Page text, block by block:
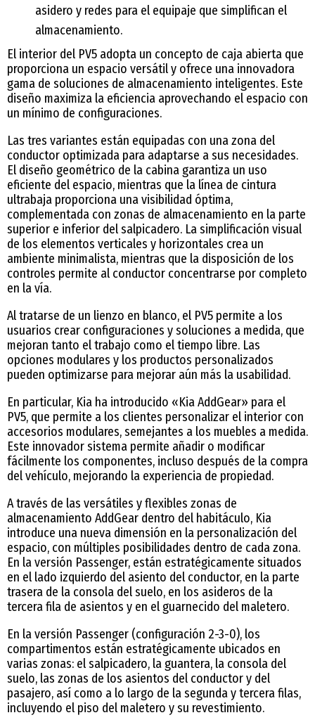
asidero y redes para el equipaje que simplifican el
almacenamiento.
El interior del PV5 adopta un concepto de caja abierta que
proporciona un espacio versátil y ofrece una innovadora
gama de soluciones de almacenamiento inteligentes. Este
diseño maximiza la eficiencia aprovechando el espacio con
un mínimo de configuraciones.
Las tres variantes están equipadas con una zona del
conductor optimizada para adaptarse a sus necesidades.
El diseño geométrico de la cabina garantiza un uso
eficiente del espacio, mientras que la línea de cintura
ultrabaja proporciona una visibilidad óptima,
complementada con zonas de almacenamiento en la parte
superior e inferior del salpicadero. La simplificación visual
de los elementos verticales y horizontales crea un
ambiente minimalista, mientras que la disposición de los
controles permite al conductor concentrarse por completo
en la vía.
Al tratarse de un lienzo en blanco, el PV5 permite a los
usuarios crear configuraciones y soluciones a medida, que
mejoran tanto el trabajo como el tiempo libre. Las
opciones modulares y los productos personalizados
pueden optimizarse para mejorar aún más la usabilidad.
En particular, Kia ha introducido «Kia AddGear» para el
PV5, que permite a los clientes personalizar el interior con
accesorios modulares, semejantes a los muebles a medida.
Este innovador sistema permite añadir o modificar
fácilmente los componentes, incluso después de la compra
del vehículo, mejorando la experiencia de propiedad.
A través de las versátiles y flexibles zonas de
almacenamiento AddGear dentro del habitáculo, Kia
introduce una nueva dimensión en la personalización del
espacio, con múltiples posibilidades dentro de cada zona.
En la versión Passenger, están estratégicamente situados
en el lado izquierdo del asiento del conductor, en la parte
trasera de la consola del suelo, en los asideros de la
tercera fila de asientos y en el guarnecido del maletero.
En la versión Passenger (configuración 2-3-0), los
compartimentos están estratégicamente ubicados en
varias zonas: el salpicadero, la guantera, la consola del
suelo, las zonas de los asientos del conductor y del
pasajero, así como a lo largo de la segunda y tercera filas,
incluyendo el piso del maletero y su revestimiento.